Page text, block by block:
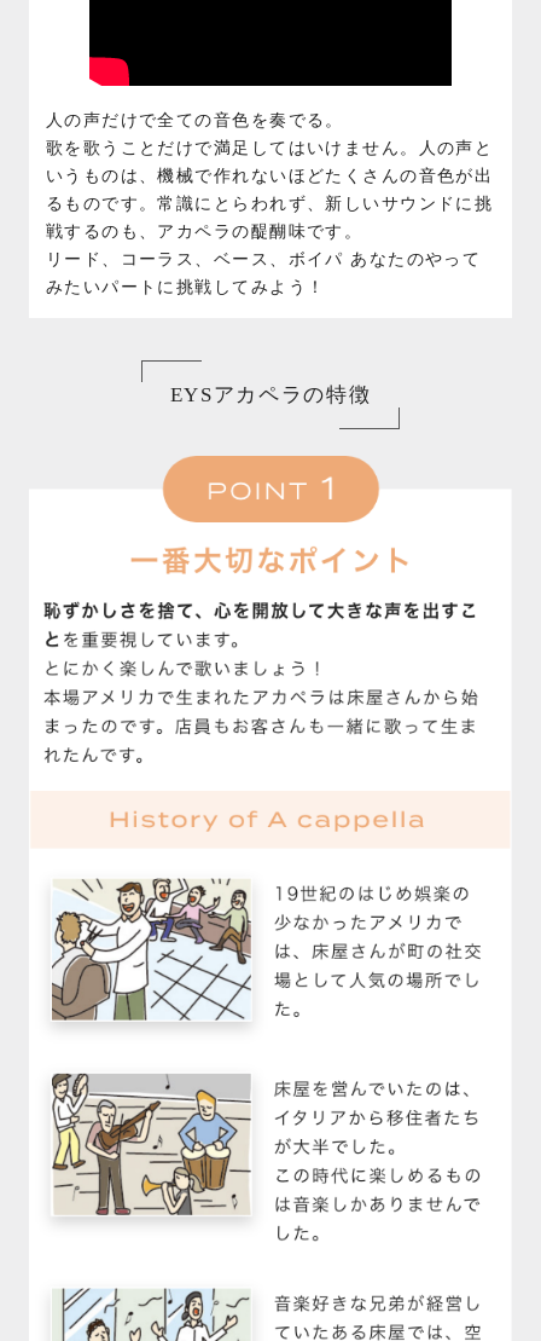
人の声だけで全ての音色を奏でる。
歌を歌うことだけで満足してはいけません。人の声と
いうものは、機械で作れないほどたくさんの音色が出
るものです。常識にとらわれず、新しいサウンドに挑
戦するのも、アカペラの醍醐味です。
リード、コーラス、ベース、ボイパ あなたのやって
みたいパートに挑戦してみよう！
EYSアカペラの特徴